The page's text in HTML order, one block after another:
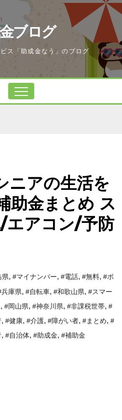
ブログ
ス「助成金なう」のブログ
ニアの生活を
助金まとめ ス
エアコン/予防
県, #マイナンバー, #電話, #無料, #ポ
兵庫県, #自転車, #和歌山県, #スマー
, #岡山県, #神奈川県, #非課税世帯, #
, #健康, #介護, #障がい者, #まとめ, #
, #自治体, #助成金, #補助金